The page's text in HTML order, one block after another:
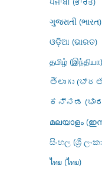
ગુજરાતી (ભારત)
ଓଡ଼ିଆ (ଭାରତ)
தமிழ் (இந்தியா)
తెలుగు
ಕನ್ನಡ
മലയാളം
සිංහල (ශ්‍රී
ไทย (ไทย)